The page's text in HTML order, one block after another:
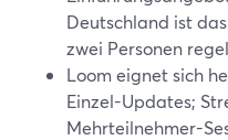
Deutschland ist
zwei Personen
Loom eignet sich
Einzel-Updates;
Mehrteilnehmer-